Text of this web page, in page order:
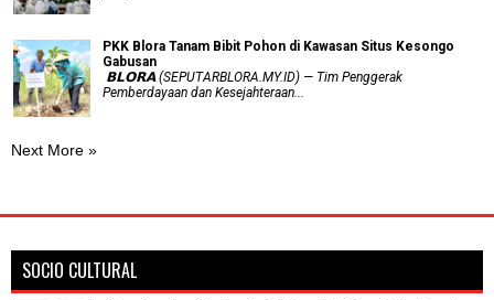
PKK Blora Tanam Bibit Pohon di Kawasan Situs Kesongo
Gabusan
‎ 𝗕𝗟𝗢𝗥𝗔 (SEPUTARBLORA.MY.ID) — Tim Penggerak
Pemberdayaan dan Kesejahteraan...
Next More »
SOCIO CULTURAL